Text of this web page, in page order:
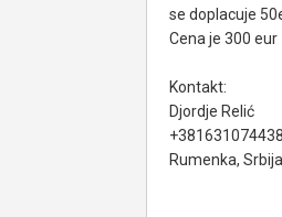
se doplacuje
Cena je 300 eur
Kontakt:
Djordje Relić
+381631074438
Rumenka, Srbija